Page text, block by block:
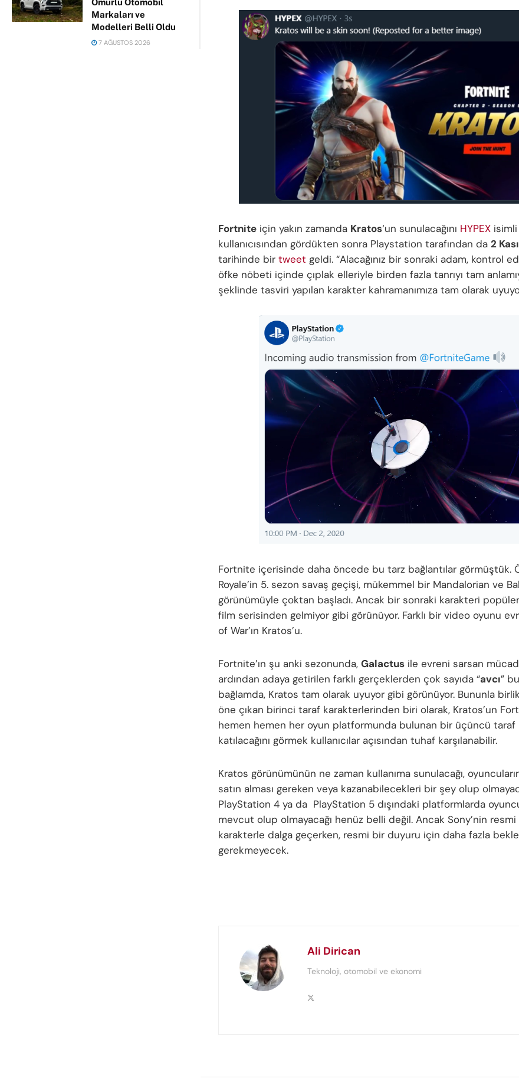
Ömürlü Otomobil
Markaları ve
Modelleri Belli Oldu
7 AĞUSTOS 2026
Fortnite için yakın zamanda Kratos‘un sunulacağını HYPEX
kullanıcısından gördükten sonra Playstation tarafından da 2
tarihinde bir tweet geldi. “Alacağınız bir sonraki adam, kontrol
öfke nöbeti içinde çıplak elleriyle birden fazla tanrıyı tam
şeklinde tasviri yapılan karakter kahramanımıza tam olarak
Fortnite içerisinde daha öncede bu tarz bağlantılar görmüştük.
Royale’in 5. sezon savaş geçişi, mükemmel bir Mandalorian ve
görünümüyle çoktan başladı. Ancak bir sonraki karakteri
film serisinden gelmiyor gibi görünüyor. Farklı bir video oyunu
of War’ın Kratos’u.
Fortnite’ın şu anki sezonunda, Galactus ile evreni sarsan
ardından adaya getirilen farklı gerçeklerden çok sayıda “avcı”
bağlamda, Kratos tam olarak uyuyor gibi görünüyor. Bununla
öne çıkan birinci taraf karakterlerinden biri olarak, Kratos’un
hemen hemen her oyun platformunda bulunan bir üçüncü taraf
katılacağını görmek kullanıcılar açısından tuhaf karşılanabilir.
Kratos görünümünün ne zaman kullanıma sunulacağı,
satın alması gereken veya kazanabilecekleri bir şey olup
PlayStation 4 ya da PlayStation 5 dışındaki platformlarda
mevcut olup olmayacağı henüz belli değil. Ancak Sony’nin resmi
karakterle dalga geçerken, resmi bir duyuru için daha fazla
gerekmeyecek.
Ali Dirican
Teknoloji, otomobil ve ekonomi